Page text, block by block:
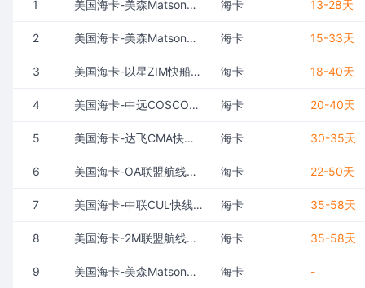
关于我们
1 美国海卡-美森Matson正班船-CLX(包税) 海卡 13-28天
2 美国海卡-美森Matson加班船-CLX+(包税) 海卡 15-33天
3 美国海卡-以星ZIM快船-ZEX/ZX2/ZX3(包税) 海卡 18-40天
4 美国海卡-中远COSCO定提快船-SEA/SEAX(包税) 海卡 20-40天
5 美国海卡-达飞CMA快线-EXX(包税) 海卡 30-35天
6 美国海卡-OA联盟航线普船统配-COSCO/EMC/CMA/OOCL(包税) 海卡 22-50天
7 美国海卡-中联CUL快线(包税) 海卡 35-58天
8 美国海卡-2M联盟航线普船统配-MSK/MSC(包税) 海卡 35-58天
9 美国海卡-美森Matson正班船-CLX(不包税) 海卡 -